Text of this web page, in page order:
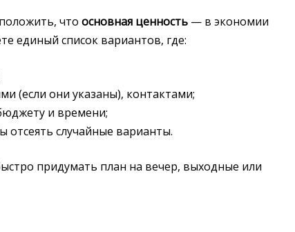
что основная ценность — в экономии
единый список вариантов, где:
(если они указаны), контактами;
и времени;
отсеять случайные варианты.
придумать план на вечер, выходные или